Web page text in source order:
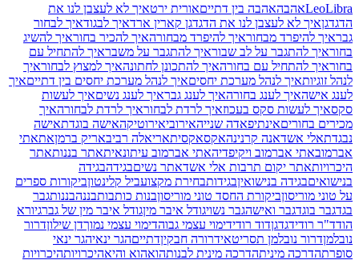
LeoLibra אהבהאהבה בין דתייםאורית ירטאיך לא לעצבן לנו את
הדגדגןאיך לא לעצבן לנו את הדגדגן קארין ארדאיך לבגודאיך לבחור
גבראיך להיפרד מבחוראיך להיפרד מבחורהאיך להכיר בחוראיך להשיג
בחוראיך להתגבר על לב שבוראיך להתגבר על משבראיך להתחיל עם
בחוראיך להתחיל עם בחורהאיך להתכונן לחתונהאיך למצוץ לבחוראיך
לנהל זוגיותאיך לנהל מערכת יחסיםאיך לנהל מערכת יחסים בין דתייםאיך
לענג אישהאיך לענג בחורהאיך לענג גבראיך לענג נשיםאיך לעשות
סקסאיך לעשות סקס בעכוזאיך לרדת לבחוראיך לרדת לבחורהאיך
מכירים בחוריםאינתיפאדה שנייהאירוביאירוטיקהאישה בוגדתאישה
נבגדתאלי אשדאנה קרנינהאקסאקסיתאריאלה רביבאריק ברמןאתאתי
אברמובאתי אברמוב ויקיפדיהאתי אברמוב עיתונאיתאתר בננותאתר
היכרויותאתר יקום תרבות אלי אשדאתר נשיםבגידהבגידה
בנישואיםבגידה בנישואיןבגידותבחירת מקצועביל קלינטוןביקורות ספרים
על טוני מוריסוןביקורת החסד טוני מוריסוןבנות כותבותבננהבננותגבר
בגדגבר בוגדגבר ואישהגבר נשויגודל איבר מיןגודל איבר מין של גברגיורא
הודד"ר רודידגדגןדוד רודידימוי עצמי גבוהדימוי עצמי נמוךדן שילוןדרור
נובלמןדרור נובלמן תסריטאידרורה חבקיןדתייםהגר ינאיהגר ינאי
סופרתהדרכה מיניתהדרכה מינית לבנותהואהוא והיאהיכרויותהיכרויות